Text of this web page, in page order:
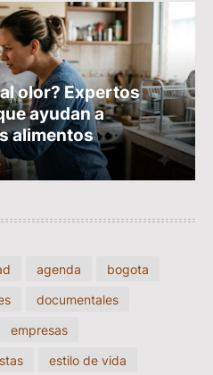
olor? Expertos
ayudan a
alimentos
agenda
bogota
documentales
empresas
estilo de vida